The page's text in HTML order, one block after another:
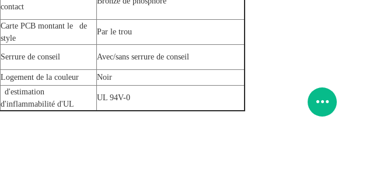
contact
Carte PCB montant le de
style
Par le trou
Serrure de conseil Avec/sans serrure de conseil
Logement de la couleur
Noir
d'estimation
d'inflammabilité d'UL
UL 94V-0